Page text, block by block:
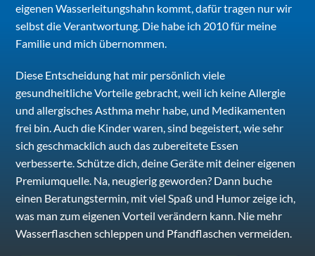
eigenen Wasserleitungshahn kommt, dafür tragen nur wir
selbst die Verantwortung. Die habe ich 2010 für meine
Familie und mich übernommen.
Diese Entscheidung hat mir persönlich viele
gesundheitliche Vorteile gebracht, weil ich keine Allergie
und allergisches Asthma mehr habe, und Medikamenten
frei bin. Auch die Kinder waren, sind begeistert, wie sehr
sich geschmacklich auch das zubereitete Essen
verbesserte. Schütze dich, deine Geräte mit deiner eigenen
Premiumquelle. Na, neugierig geworden? Dann buche
einen Beratungstermin, mit viel Spaß und Humor zeige ich,
was man zum eigenen Vorteil verändern kann. Nie mehr
Wasserflaschen schleppen und Pfandflaschen vermeiden.